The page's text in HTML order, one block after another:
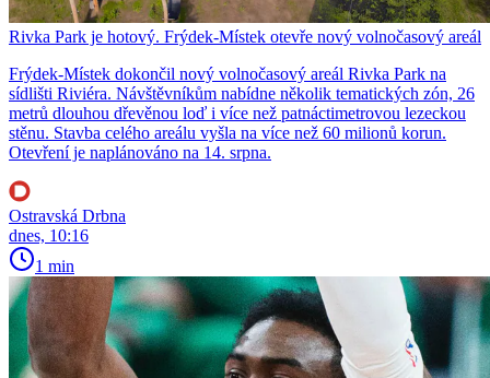
Rivka Park je hotový. Frýdek-Místek otevře nový volnočasový areál
Frýdek-Místek dokončil nový volnočasový areál Rivka Park na
sídlišti Riviéra. Návštěvníkům nabídne několik tematických zón, 26
metrů dlouhou dřevěnou loď i více než patnáctimetrovou lezeckou
stěnu. Stavba celého areálu vyšla na více než 60 milionů korun.
Otevření je naplánováno na 14. srpna.
Ostravská Drbna
dnes, 10:16
1 min